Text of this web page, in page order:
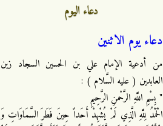
دعاء اليوم
دعاء يوم الاثنين
من أدعية الإمام علي بن الحسين السجاد زين
العابدين ( عليه السَّلام ) :
" بِسْمِ اللَّهِ الرَّحْمنِ الرَّحِيمِ
الْحَمْدُ لِلَّهِ الَّذِي لَمْ يُشْهِدْ أَحَداً حِينَ فَطَرَ السَّمَاوَاتِ وَ